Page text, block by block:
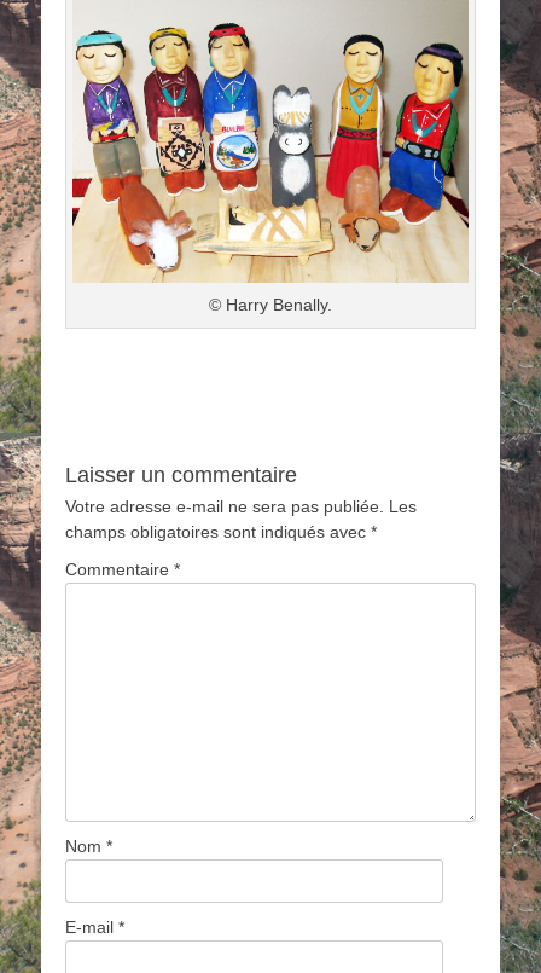
© Harry Benally.
Laisser un commentaire
Votre adresse e-mail ne sera pas publiée. Les
champs obligatoires sont indiqués avec *
Commentaire *
Nom *
E-mail *